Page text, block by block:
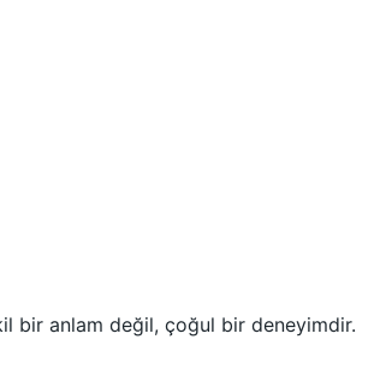
bir anlam değil, çoğul bir deneyimdir.